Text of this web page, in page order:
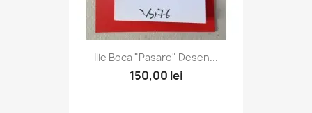
Ilie Boca "Pasare" Desen...
150,00 lei